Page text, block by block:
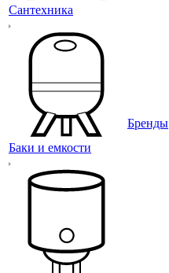
Сантехника
Баки и емкости
Бренды